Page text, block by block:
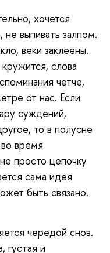
хочется
выпивать залпом.
веки заклеены.
слова
четче,
от нас. Если
суждений,
то в полусне
время
просто цепочку
сама идея
быть связано.
чередой снов.
густая и